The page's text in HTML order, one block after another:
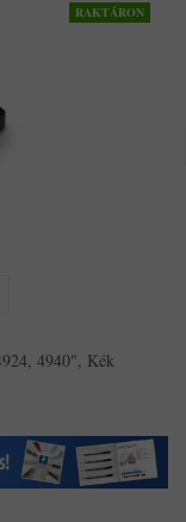
RAKTÁRON
4940", Kék